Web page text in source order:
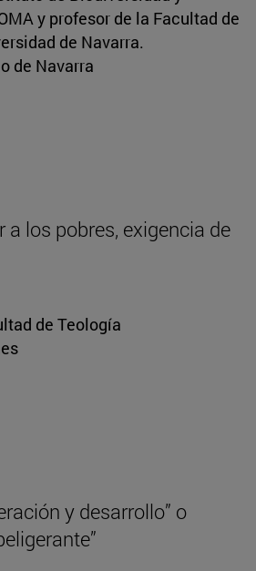
y profesor de la Facultad de
de Navarra.
de Navarra
a los pobres, exigencia de
de Teología
y desarrollo” o